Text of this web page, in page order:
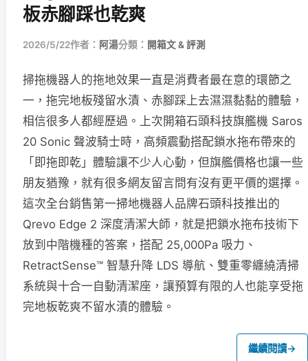
板赤腳踩也乾爽
2026/5/22作者： 阿湯分類： 開箱文 & 評測
掃拖機器人的拖地效果一直是消費者最在意的環節之
一，拖完地板殘留水漬、赤腳踩上去濕濕黏黏的體驗，
相信很多人都經歷過。上次開箱石頭科技旗艦機 Saros
20 Sonic 聲波騎士時，高頻震動搭配鎖水拖布帶來的
「即拖即乾」體驗讓不少人心動，但旗艦價格也讓一些
朋友猶豫，就有很多網友留言問有沒有更平價的選擇。
這次全台銷售第一掃地機器人品牌石頭科技推出的
Qrevo Edge 2 深度清潔大師，就是把鎖水拖布技術下
放到中階機種的答案，搭配 25,000Pa 吸力、
RetractSense™ 智慧升降 LDS 導航、雙重零纏繞清掃
系統與十合一自動清潔座，讓預算有限的人也能享受拖
完地板乾爽不留水漬的體驗。
繼續閱讀→